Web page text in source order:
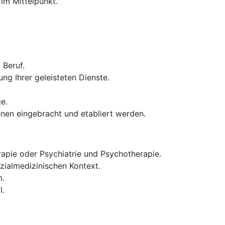
Ihrer geleisteten Dienste.
eingebracht und etabliert werden.
oder Psychiatrie und Psychotherapie.
Kontext.